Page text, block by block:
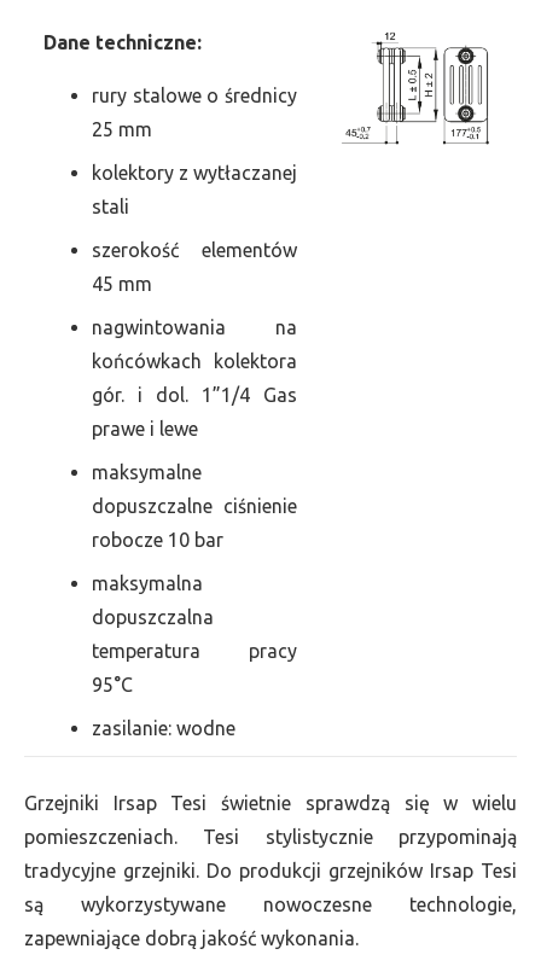
Dane techniczne:
rury stalowe o średnicy
25 mm
kolektory z wytłaczanej
stali
szerokość elementów
45 mm
nagwintowania na
końcówkach kolektora
gór. i dol. 1”1/4 Gas
prawe i lewe
maksymalne
dopuszczalne ciśnienie
robocze 10 bar
maksymalna
dopuszczalna
temperatura pracy
95°C
zasilanie: wodne
Grzejniki Irsap Tesi świetnie sprawdzą się w wielu
pomieszczeniach. Tesi stylistycznie przypominają
tradycyjne grzejniki. Do produkcji grzejników Irsap Tesi
są wykorzystywane nowoczesne technologie,
zapewniające dobrą jakość wykonania.